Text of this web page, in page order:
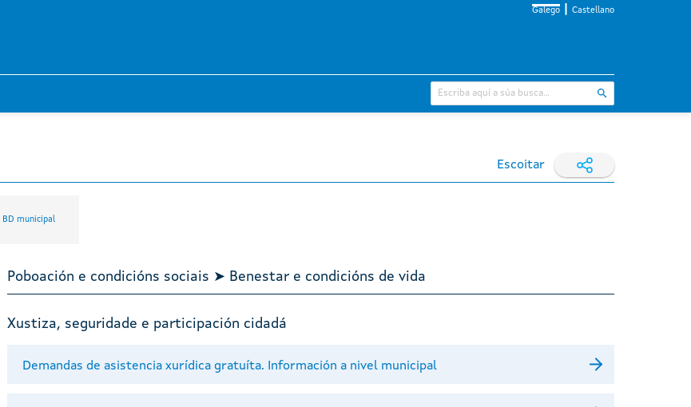
Galego Castellano
Escoitar
BD municipal
Poboación e condicións sociais ➤ Benestar e condicións de vida
Xustiza, seguridade e participación cidadá
Demandas de asistencia xurídica gratuíta. Información a nivel municipal